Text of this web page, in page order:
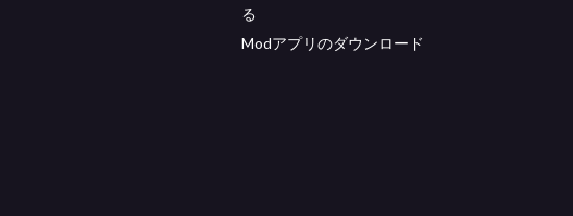
る
Modアプリのダウンロード